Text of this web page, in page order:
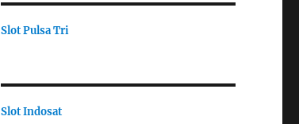
Slot Pulsa Tri
Slot Indosat